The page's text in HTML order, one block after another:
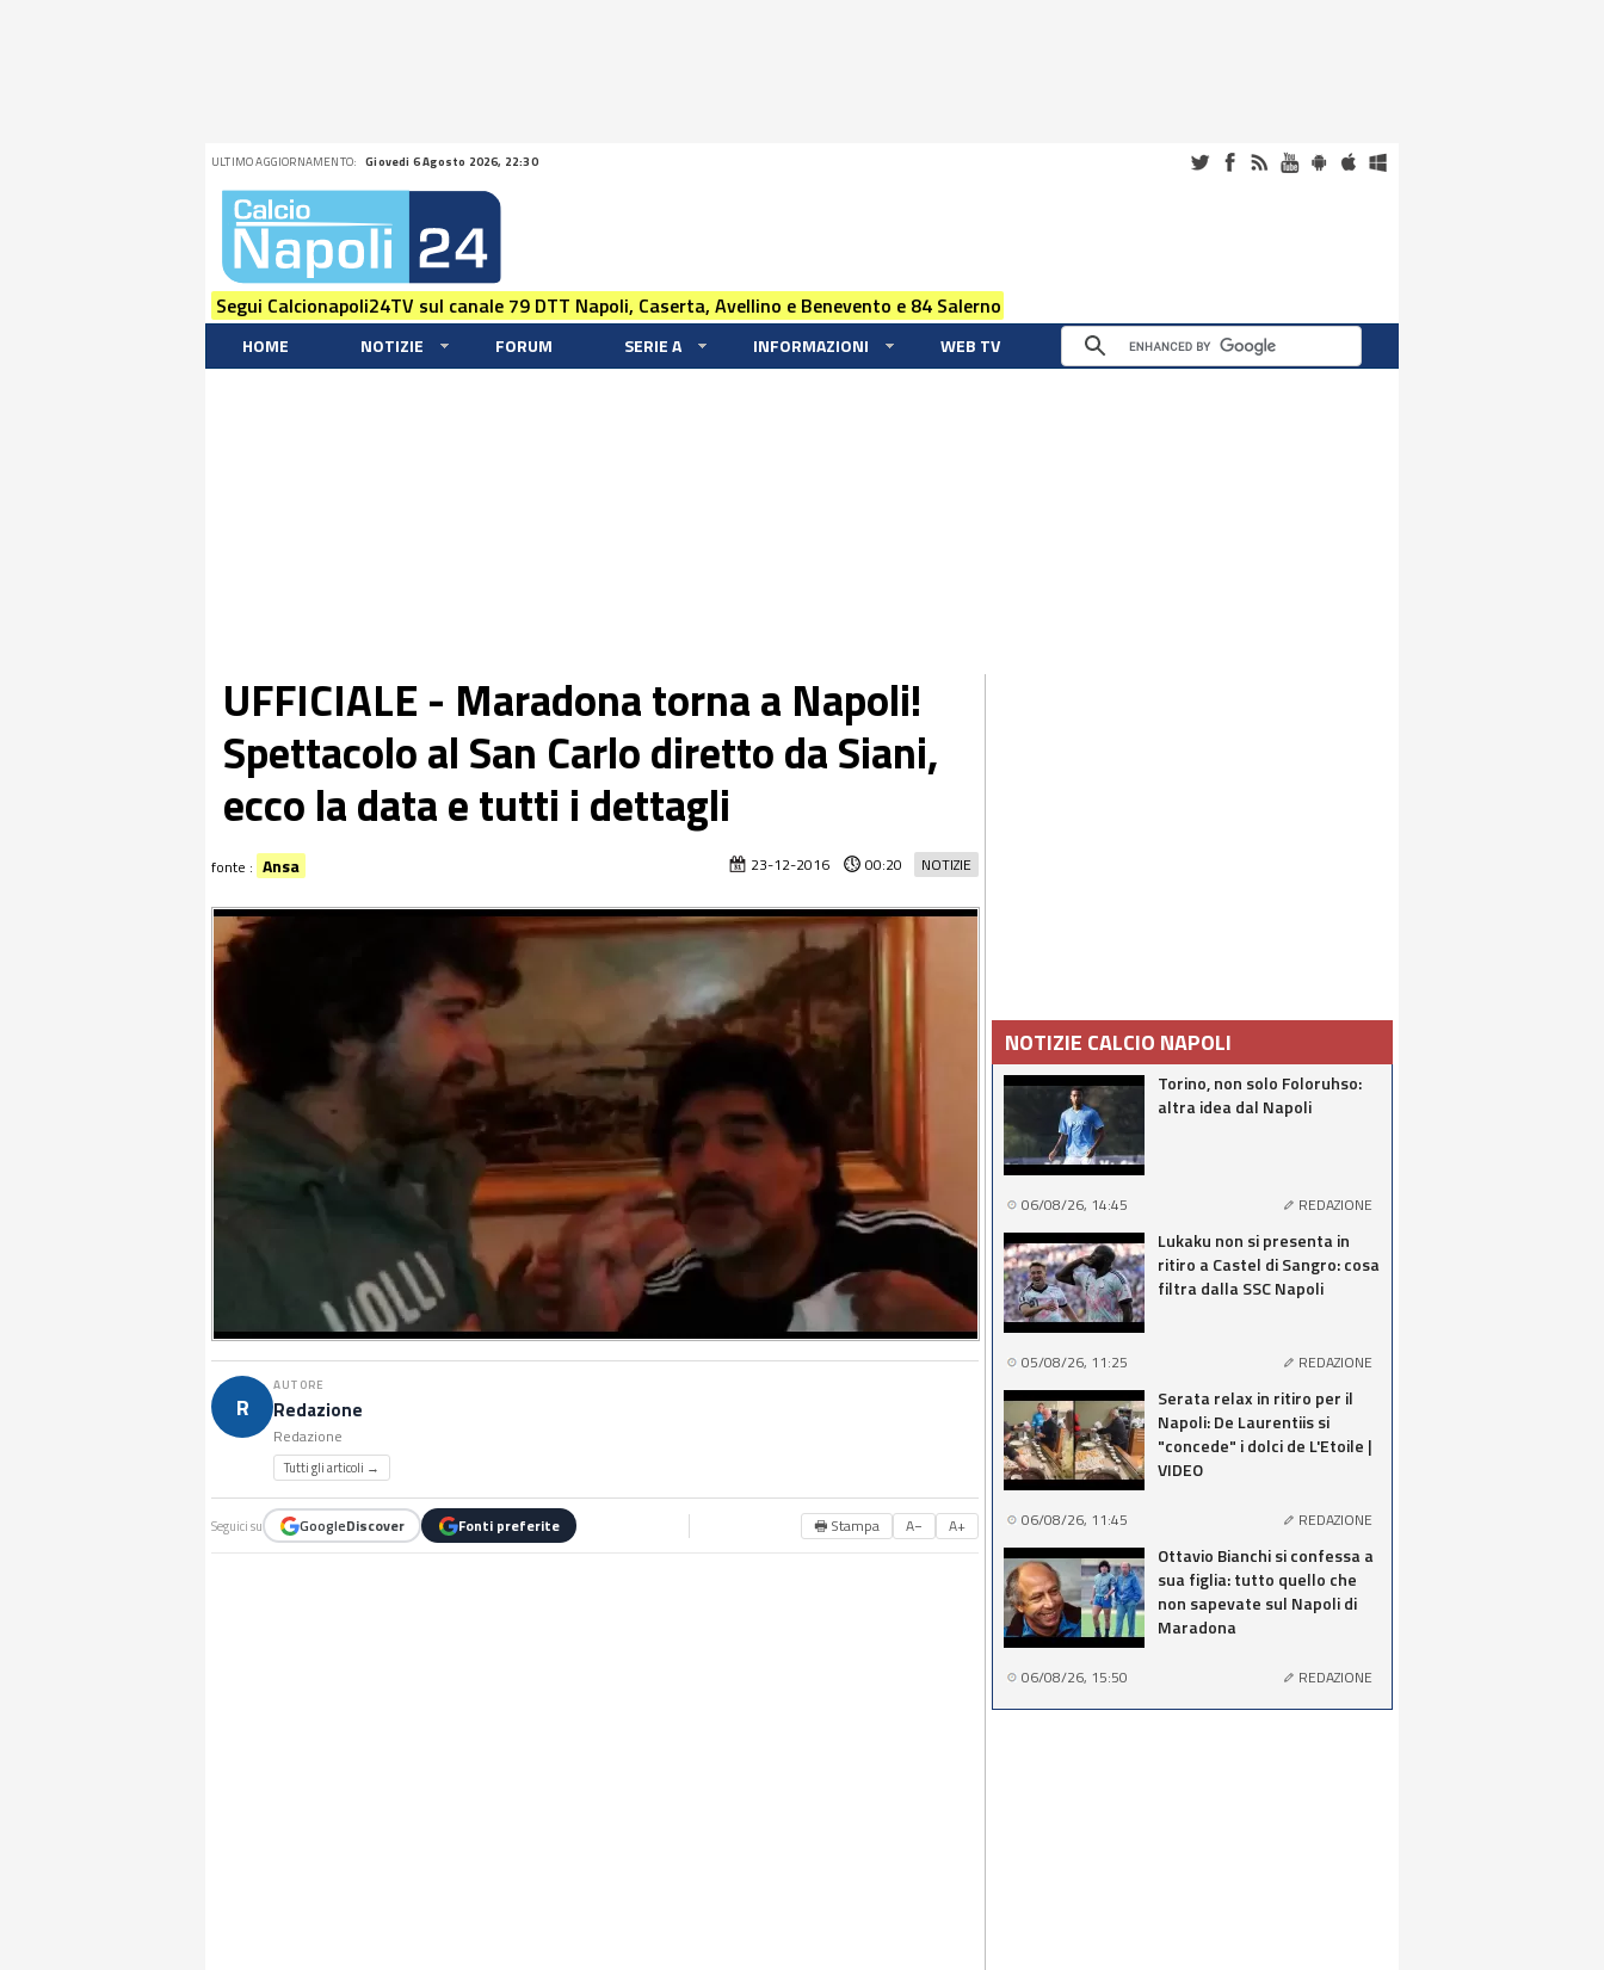
ULTIMO AGGIORNAMENTO: Giovedi 6 Agosto 2026, 22:30
Segui Calcionapoli24TV sul canale 79 DTT Napoli, Caserta, Avellino e Benevento e 84 Salerno
HOME NOTIZIE FORUM SERIE A INFORMAZIONI WEB TV
UFFICIALE - Maradona torna a Napoli!
Spettacolo al San Carlo diretto da Siani,
ecco la data e tutti i dettagli
NOTIZIE
23-12-2016 00:20
fonte : Ansa
R
AUTORE
Redazione
Redazione
Tutti gli articoli →
Seguici su GoogleDiscover Fonti preferite 🖶 Stampa A− A+
NOTIZIE CALCIO NAPOLI
Torino, non solo Foloruhso:
altra idea dal Napoli
06/08/26, 14:45 REDAZIONE
Lukaku non si presenta in
ritiro a Castel di Sangro: cosa
filtra dalla SSC Napoli
05/08/26, 11:25 REDAZIONE
Serata relax in ritiro per il
Napoli: De Laurentiis si
"concede" i dolci de L'Etoile |
VIDEO
06/08/26, 11:45 REDAZIONE
Ottavio Bianchi si confessa a
sua figlia: tutto quello che
non sapevate sul Napoli di
Maradona
06/08/26, 15:50 REDAZIONE